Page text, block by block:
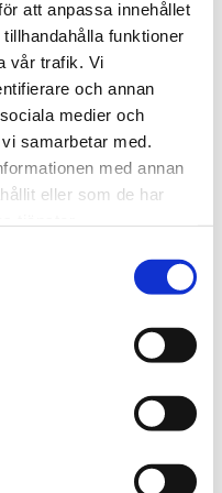
att anpassa innehållet
funktioner
vår trafik. Vi
och annan
medier och
samarbetar med.
med annan
eller som de har
XTR
J-formad kajakhållare
Lägg